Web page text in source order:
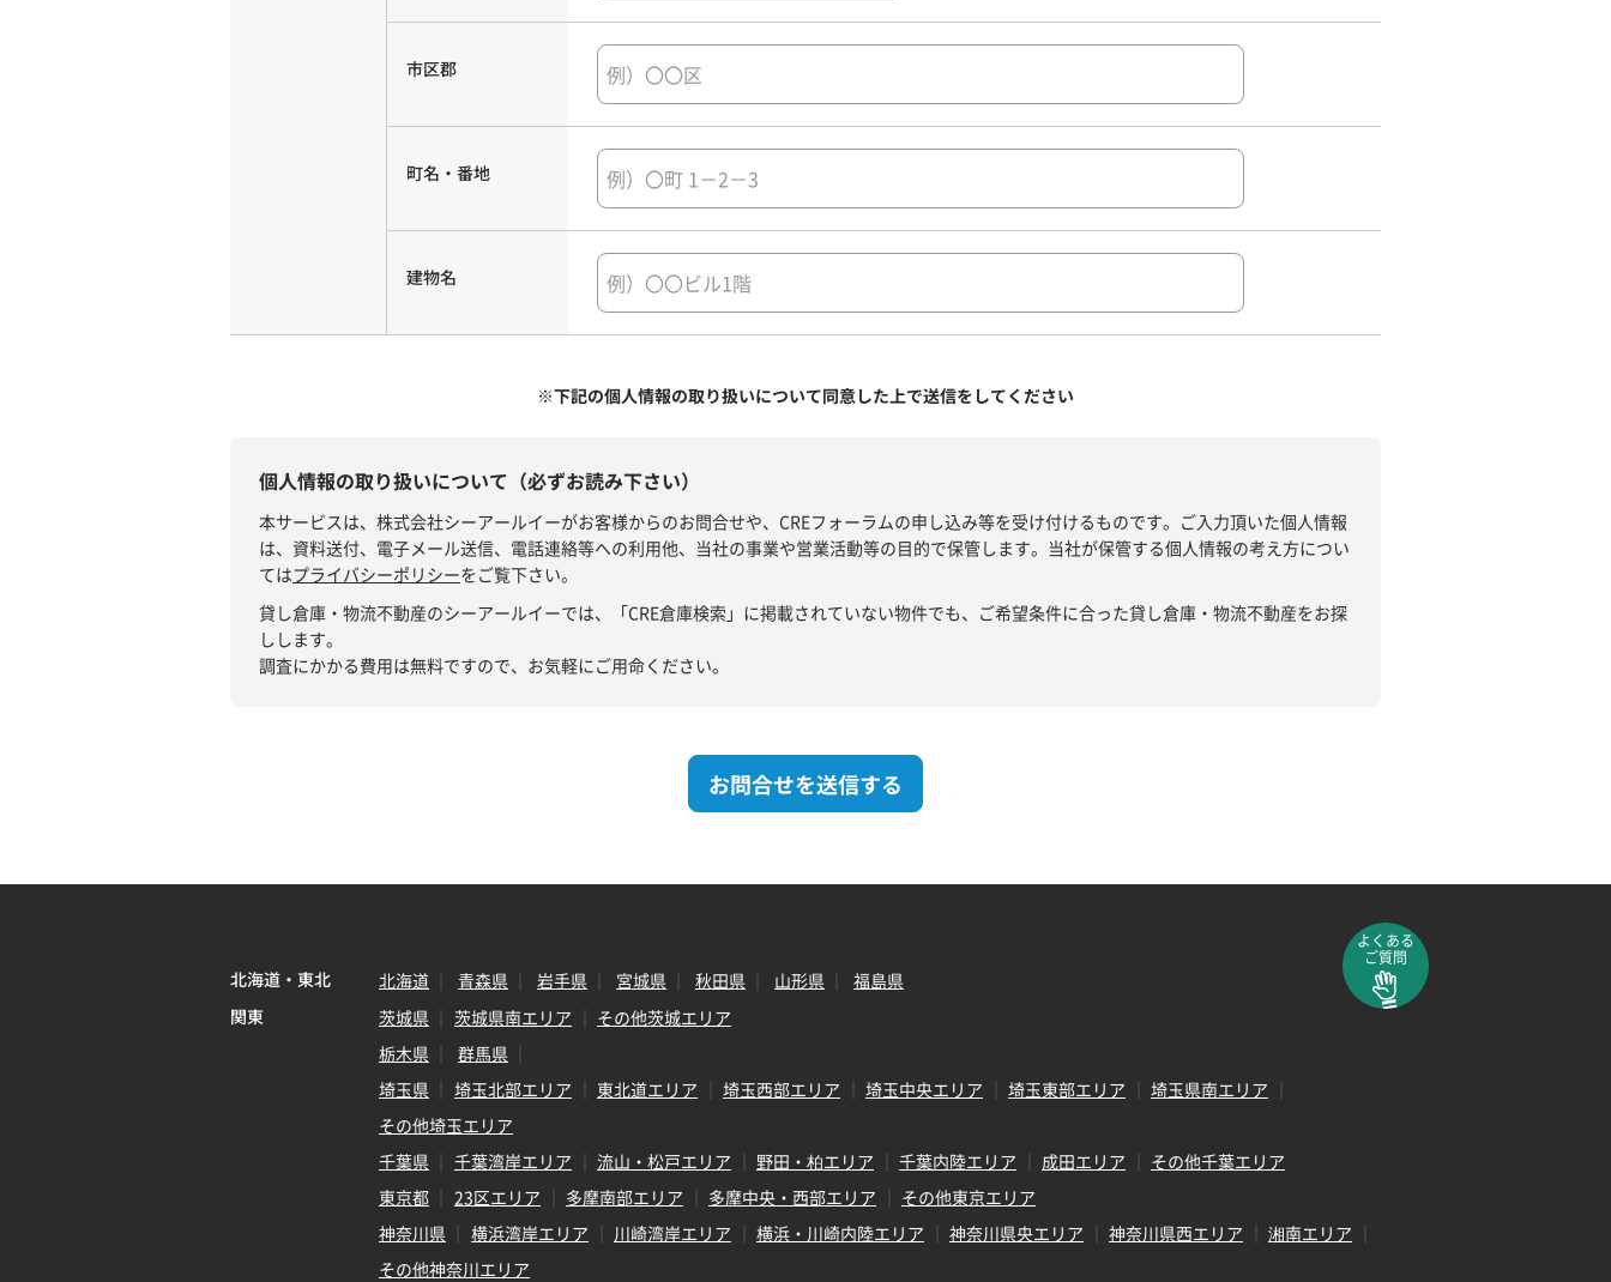
市区郡
町名・番地
建物名
※下記の個人情報の取り扱いについて同意した上で送信をしてください
個人情報の取り扱いについて（必ずお読み下さい）
本サービスは、株式会社シーアールイーがお客様からのお問合せや、CREフォーラムの申し込み等を受け付けるものです。ご入力頂いた個人情報
は、資料送付、電子メール送信、電話連絡等への利用他、当社の事業や営業活動等の目的で保管します。当社が保管する個人情報の考え方につい
てはプライバシーポリシーをご覧下さい。
貸し倉庫・物流不動産のシーアールイーでは、「CRE倉庫検索」に掲載されていない物件でも、ご希望条件に合った貸し倉庫・物流不動産をお探
しします。
調査にかかる費用は無料ですので、お気軽にご用命ください。
お問合せを送信する
よくある
ご質問
北海道・東北 北海道 青森県 岩手県 宮城県 秋田県 山形県
福島県
関東
茨城県 茨城県南エリア
その他茨城エリア
栃木県
群馬県
埼玉県
埼玉北部エリア 東北道エリア 埼玉西部エリア 埼玉中央エリア 埼玉東部エリア
埼玉県南エリア
その他埼玉エリア
千葉県
千葉湾岸エリア 流山・松戸エリア 野田・柏エリア 千葉内陸エリア 成田エリア
その他千葉エリア
東京都
23区エリア 多摩南部エリア 多摩中央・西部エリア
その他東京エリア
神奈川県
横浜湾岸エリア 川崎湾岸エリア 横浜・川崎内陸エリア 神奈川県央エリア 神奈川県西エリア
湘南エリア
その他神奈川エリア